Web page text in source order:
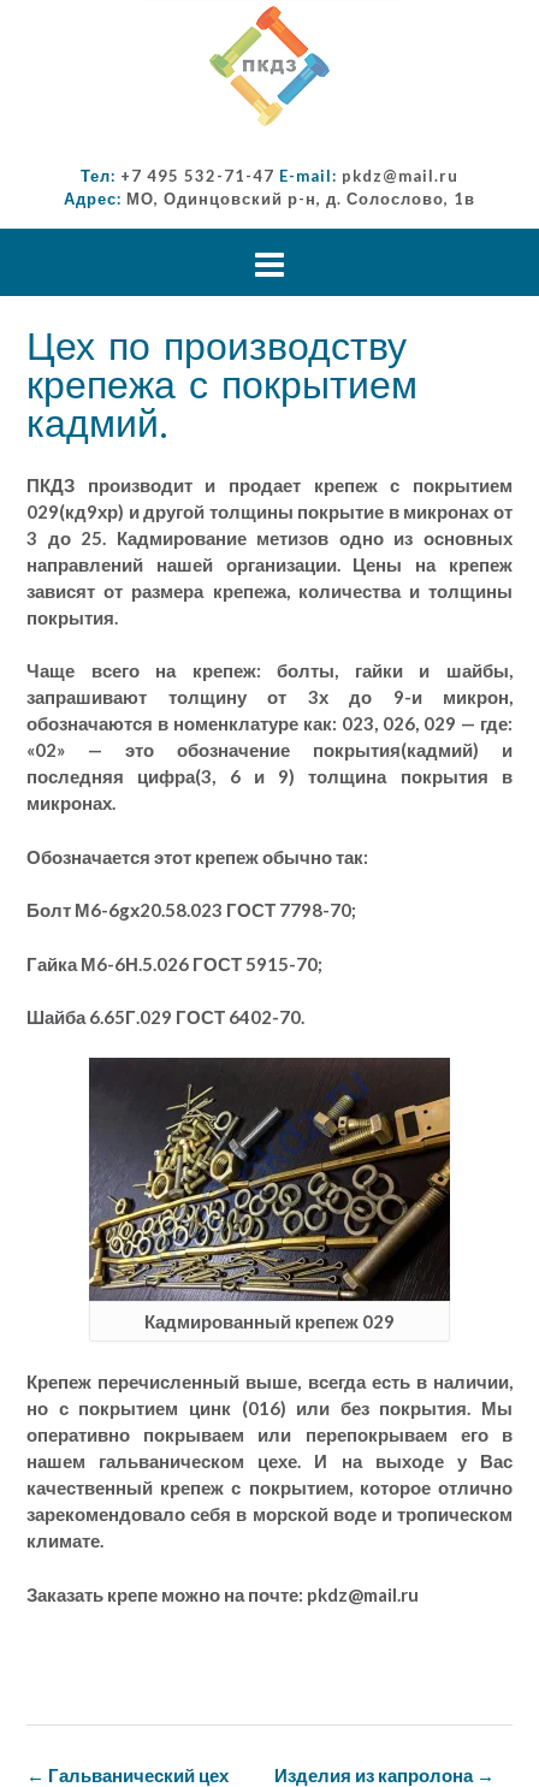
Тел: +7 495 532-71-47 E-mail: pkdz@mail.ru
Адрес: МО, Одинцовский р-н, д. Солослово, 1в
Цех по производству
крепежа с покрытием
кадмий.
ПКДЗ производит и продает крепеж с покрытием
029(кд9хр) и другой толщины покрытие в микронах от
3 до 25. Кадмирование метизов одно из основных
направлений нашей организации. Цены на крепеж
зависят от размера крепежа, количества и толщины
покрытия.
Чаще всего на крепеж: болты, гайки и шайбы,
запрашивают толщину от 3х до 9-и микрон,
обозначаются в номенклатуре как: 023, 026, 029 — где:
«02» — это обозначение покрытия(кадмий) и
последняя цифра(3, 6 и 9) толщина покрытия в
микронах.
Обозначается этот крепеж обычно так:
Болт М6-6gх20.58.023 ГОСТ 7798-70;
Гайка М6-6Н.5.026 ГОСТ 5915-70;
Шайба 6.65Г.029 ГОСТ 6402-70.
Кадмированный крепеж 029
Крепеж перечисленный выше, всегда есть в наличии,
но с покрытием цинк (016) или без покрытия. Мы
оперативно покрываем или перепокрываем его в
нашем гальваническом цехе. И на выходе у Вас
качественный крепеж с покрытием, которое отлично
зарекомендовало себя в морской воде и тропическом
климате.
Заказать крепе можно на почте: pkdz@mail.ru
Навигация
Изделия из капролона →
← Гальванический цех